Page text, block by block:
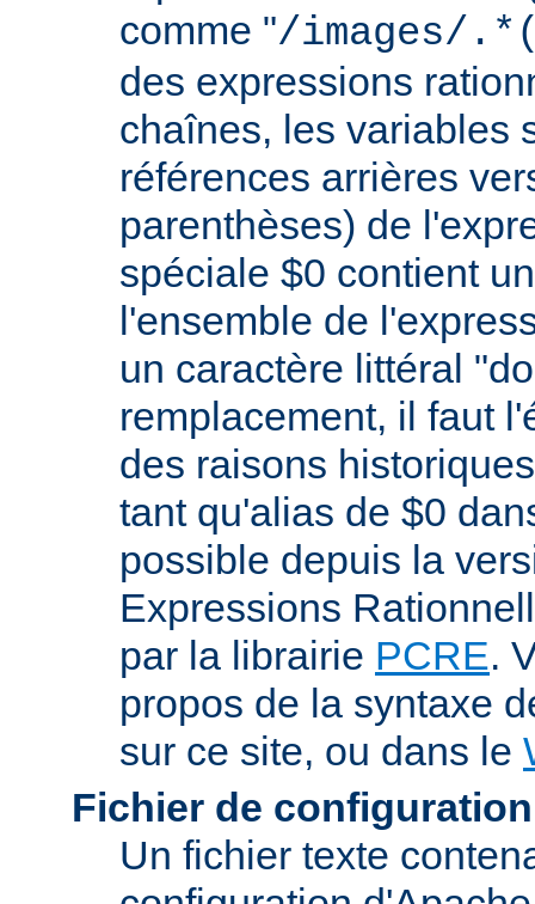
comme "/images/
des expressions
chaînes, les variables
références arrières
parenthèses) de
spéciale $0 contient
l'ensemble de
un caractère littéral
remplacement, il faut
des raisons
tant qu'alias de $0
possible depuis la
Expressions
par la librairie PCRE.
propos de la syntaxe
sur ce site, ou dans le
Fichier de
Un fichier texte